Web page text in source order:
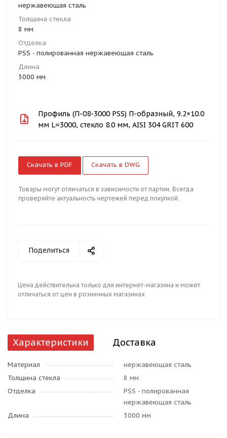
нержавеющая сталь
Толщина стекла
8 мм
Отделка
PSS - полированная нержавеющая сталь
Длина
3000 мм
Профиль (П-08-3000 PSS) П-образный, 9.2×10.0
мм L=3000, стекло 8.0 мм, AISI 304 GRIT 600
Скачать в PDF Скачать в DWG
Товары могут отличаться в зависимости от партии. Всегда
проверяйте актуальность чертежей перед покупкой.
Поделиться
Цена действительна только для интернет-магазина и может
отличаться от цен в розничных магазинах
Характеристики Доставка
Материал
нержавеющая сталь
Толщина стекла
8 мм
Отделка
PSS - полированная
нержавеющая сталь
Длина
3000 мм